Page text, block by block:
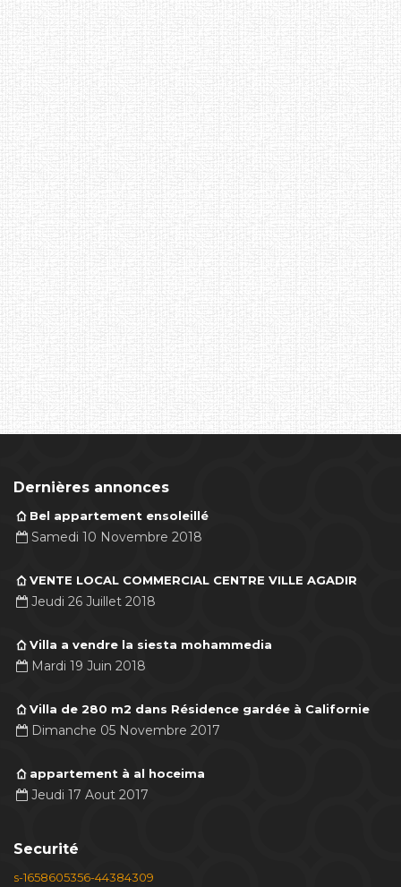
Dernières annonces
Bel appartement ensoleillé
Samedi 10 Novembre 2018
VENTE LOCAL COMMERCIAL CENTRE VILLE AGADIR
Jeudi 26 Juillet 2018
Villa a vendre la siesta mohammedia
Mardi 19 Juin 2018
Villa de 280 m2 dans Résidence gardée à Californie
Dimanche 05 Novembre 2017
appartement à al hoceima
Jeudi 17 Aout 2017
Securité
s-1658605356-44384309